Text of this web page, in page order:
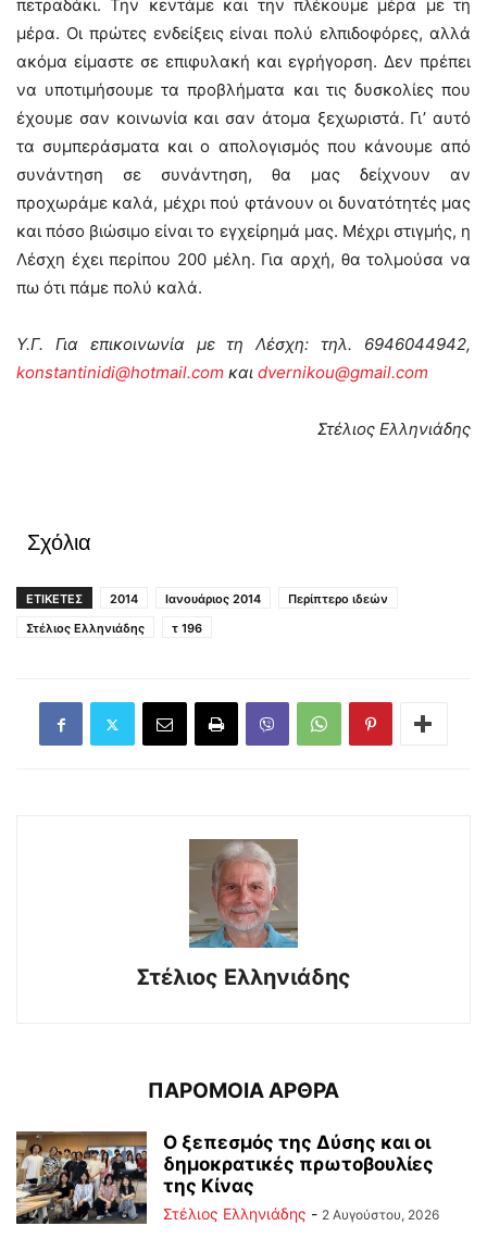
πετραδάκι. Την κεντάμε και την πλέκουμε μέρα με τη
μέρα. Οι πρώτες ενδείξεις είναι πολύ ελπιδοφόρες, αλλά
ακόμα είμαστε σε επιφυλακή και εγρήγορση. Δεν πρέπει
να υποτιμήσουμε τα προβλήματα και τις δυσκολίες που
έχουμε σαν κοινωνία και σαν άτομα ξεχωριστά. Γι’ αυτό
τα συμπεράσματα και ο απολογισμός που κάνουμε από
συνάντηση σε συνάντηση, θα μας δείχνουν αν
προχωράμε καλά, μέχρι πού φτάνουν οι δυνατότητές μας
και πόσο βιώσιμο είναι το εγχείρημά μας. Μέχρι στιγμής, η
Λέσχη έχει περίπου 200 μέλη. Για αρχή, θα τολμούσα να
πω ότι πάμε πολύ καλά.
Υ.Γ. Για επικοινωνία με τη Λέσχη: τηλ. 6946044942,
konstantinidi@hotmail.com και dvernikou@gmail.com
Στέλιος Ελληνιάδης
Σχόλια
ΕΤΙΚΕΤΕΣ 2014 Ιανουάριος 2014
Περίπτερο ιδεών
Στέλιος Ελληνιάδης
τ 196
Στέλιος Ελληνιάδης
ΠΑΡΟΜΟΙΑ ΑΡΘΡΑ
Ο ξεπεσμός της Δύσης και οι
δημοκρατικές πρωτοβουλίες
της Κίνας
Στέλιος Ελληνιάδης - 2 Αυγούστου, 2026